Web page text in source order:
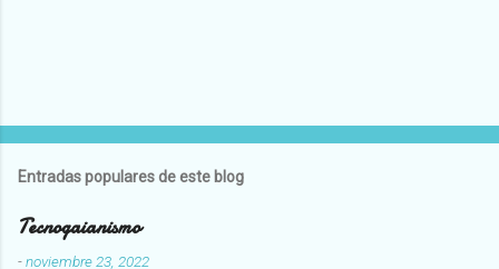
Entradas populares de este blog
Tecnogaianismo
-noviembre 23, 2022